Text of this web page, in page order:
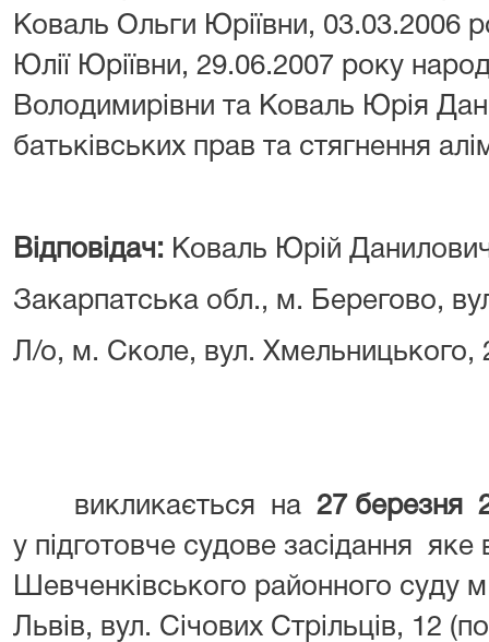
Коваль Ольги Юріївни, 03.03.2006
Юлії Юріївни, 29.06.2007 року
Володимирівни та Коваль Юрія
батьківських прав та стягнення
Відповідач: Коваль Юрій
Закарпатська обл., м. Берегово,
Л/о, м. Сколе, вул. Хмельницького,
викликається на 27 березня
у підготовче судове засідання яке
Шевченківського районного суду
Львів, вул. Січових Стрільців, 12